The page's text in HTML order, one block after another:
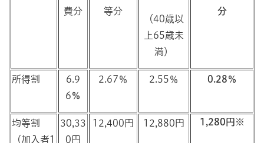
費分
等分
（40歳以
上65歳未
満）
分
所得割
6.9
6％
2.67％ 2.55％ 0.28％
均等割
（加入者1
30,33
0円
12,400円 12,880円 1,280円※